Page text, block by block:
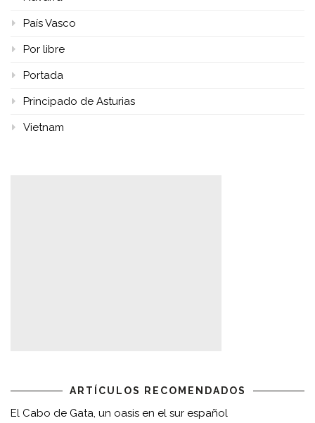
País Vasco
Por libre
Portada
Principado de Asturias
Vietnam
ARTÍCULOS RECOMENDADOS
El Cabo de Gata, un oasis en el sur español